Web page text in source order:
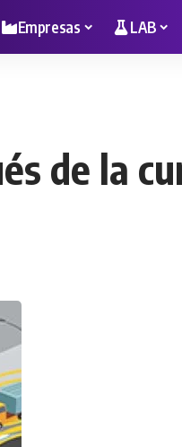
Empresas LAB
de la